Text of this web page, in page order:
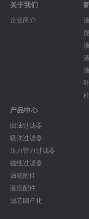
关于我们
企业简介
产品中心
回油过滤器
吸油过滤器
压力管力过滤器
磁性过滤器
油箱附件
液压配件
滤芯国产化